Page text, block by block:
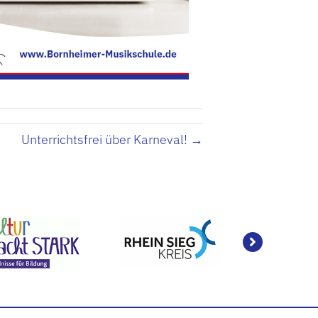
Unterrichtsfrei über Karneval! →